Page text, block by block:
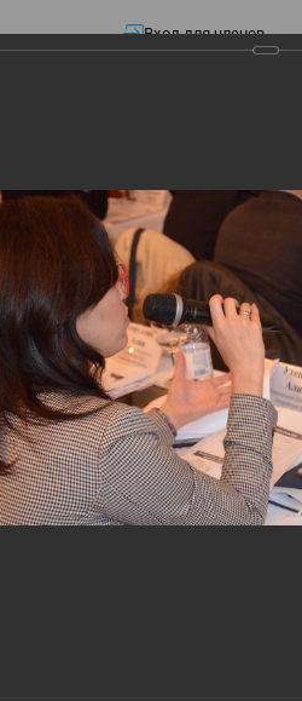
Вход для членов
ЭЛЕКТРОННЫЕ СЧЕТА-ФАКТУРЫ.
СЧЕТА-
ФАКТУРЫ. ВИРТУАЛЬНЫЙ